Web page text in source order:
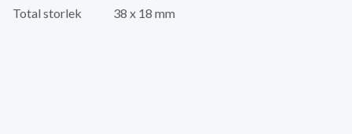
Total storlek
38 x 18 mm